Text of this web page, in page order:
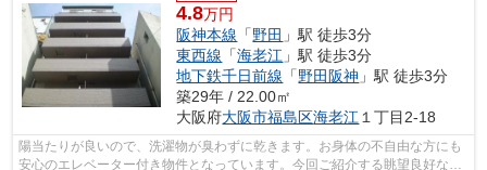
4.8万円
阪神本線 「野田 」駅 徒歩3分
東西線 「海老江 」駅 徒歩3分
地下鉄千日前線 「野田阪神 」駅 徒歩3分
築29年 / 22.00㎡
大阪府大阪市福島区海老江 １丁目2-18
陽当たりが良いので、洗濯物が臭わずに乾きます。お身体の不自由な方にも
安心のエレベーター付き物件となっています。今回ご紹介する眺望良好なエ